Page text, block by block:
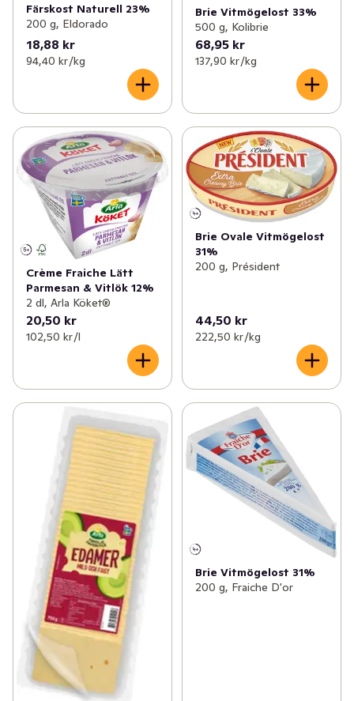
Färskost Naturell 23%
200 g, Eldorado
18,88 kr
94,40 kr /kg
Brie Vitmögelost 33%
500 g, Kolibrie
68,95 kr
137,90 kr /kg
Crème Fraiche Lätt
Parmesan & Vitlök 12%
2 dl, Arla Köket®
20,50 kr
102,50 kr /l
Brie Ovale Vitmögelost
31%
200 g, Président
44,50 kr
222,50 kr /kg
Brie Vitmögelost 31%
200 g, Fraiche D'or